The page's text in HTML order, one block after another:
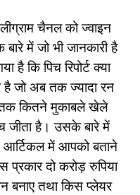
चैनल को ज्वाइन
में जो भी जानकारी है
है कि पिच रिपोर्ट क्या
जो अब तक ज्यादा रन
तक कितने मुकाबले खेले
जीता है। उसके बारे में
आर्टिकल में आपको बताने
दो करोड़ रुपिया
बनाए तथा किस प्लेयर